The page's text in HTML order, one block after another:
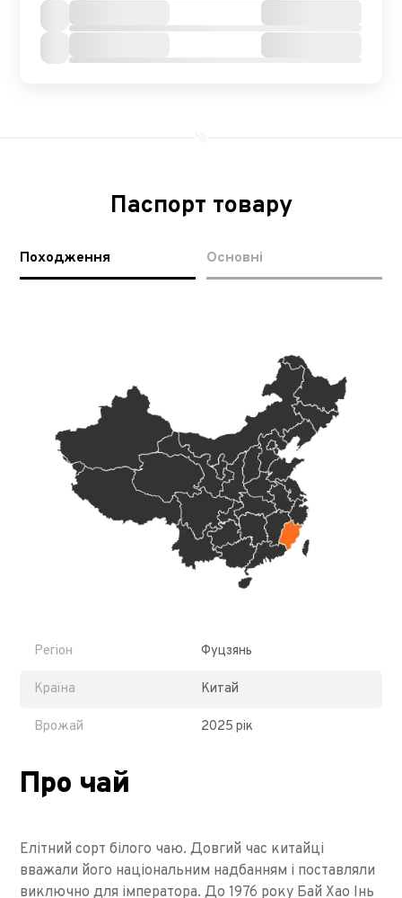
Паспорт товару
Походження Основні
Регіон Фуцзянь
Країна Китай
Врожай 2025 рік
Про чай
Елітний сорт білого чаю. Довгий час китайці
вважали його національним надбанням і поставляли
виключно для імператора. До 1976 року Бай Хао Інь